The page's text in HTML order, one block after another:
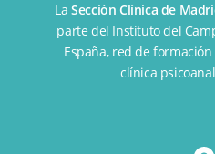
LaSección Clínica de
parte del Instituto del
España, red de
clínica